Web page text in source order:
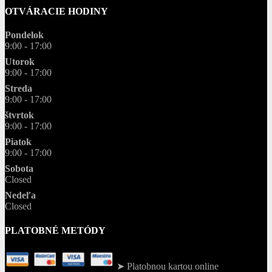
OTVÁRACIE HODINY
Pondelok
9:00 - 17:00
Utorok
9:00 - 17:00
Streda
9:00 - 17:00
štvrtok
9:00 - 17:00
Piatok
9:00 - 17:00
Sobota
Closed
Nedeľa
Closed
PLATOBNÉ METÓDY
➤ Platobnou kartou online